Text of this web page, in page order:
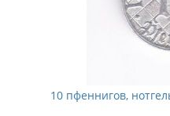
10 пфеннигов,